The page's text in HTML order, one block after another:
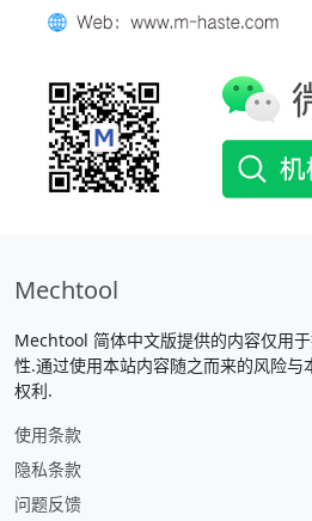
Mechtool
Mechtool 简体中文版提供的内容仅用
性.通过使用本站内容随之而来的风险
权利.
使用条款
隐私条款
问题反馈